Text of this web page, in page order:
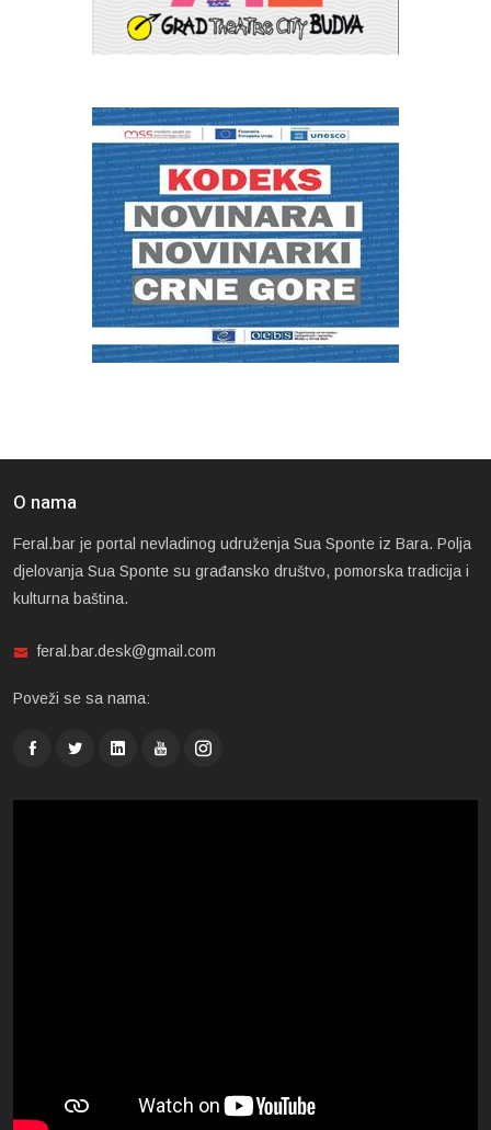
O nama
Feral.bar je portal nevladinog udruženja Sua Sponte iz Bara. Polja
djelovanja Sua Sponte su građansko društvo, pomorska tradicija i
kulturna baština.
feral.bar.desk@gmail.com
Poveži se sa nama: